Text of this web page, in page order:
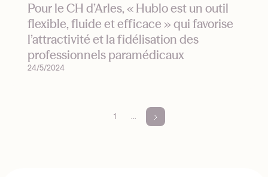
Pour le CH d’Arles, « Hublo est un outil
flexible, fluide et efficace » qui favorise
l’attractivité et la fidélisation des
professionnels paramédicaux
24/5/2024
1